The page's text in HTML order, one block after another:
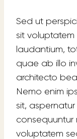
Sed ut
sit
laudantium,
quae ab illo
architecto
Nemo enim
sit,
consequuntur
voluptatem